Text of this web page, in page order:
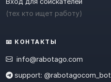
(тех кто ищет работу)
📧 КОНТАКТЫ
info@rabotago.com
support: @rabotagocom_bot